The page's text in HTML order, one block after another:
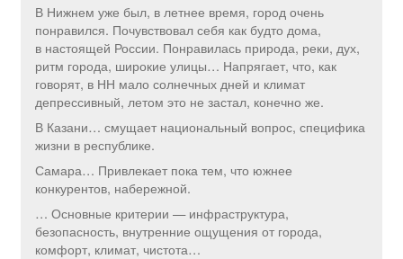
В Нижнем уже был, в летнее время, город очень
понравился. Почувствовал себя как будто дома,
в настоящей России. Понравилась природа, реки, дух,
ритм города, широкие улицы… Напрягает, что, как
говорят, в НН мало солнечных дней и климат
депрессивный, летом это не застал, конечно же.
В Казани… смущает национальный вопрос, специфика
жизни в республике.
Самара… Привлекает пока тем, что южнее
конкурентов, набережной.
… Основные критерии — инфраструктура,
безопасность, внутренние ощущения от города,
комфорт, климат, чистота…